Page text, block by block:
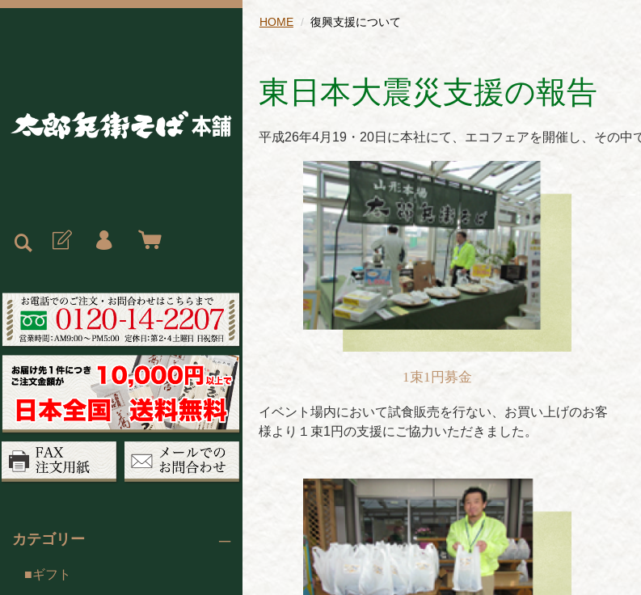
カテゴリー
ギフト
HOME 復興支援について
東日本大震災支援の報告
平成26年4月19・20日に本社にて、エコフェアを開催し、その中
1束1円募金
イベント場内において試食販売を行ない、お買い上げのお客
様より１束1円の支援にご協力いただきました。